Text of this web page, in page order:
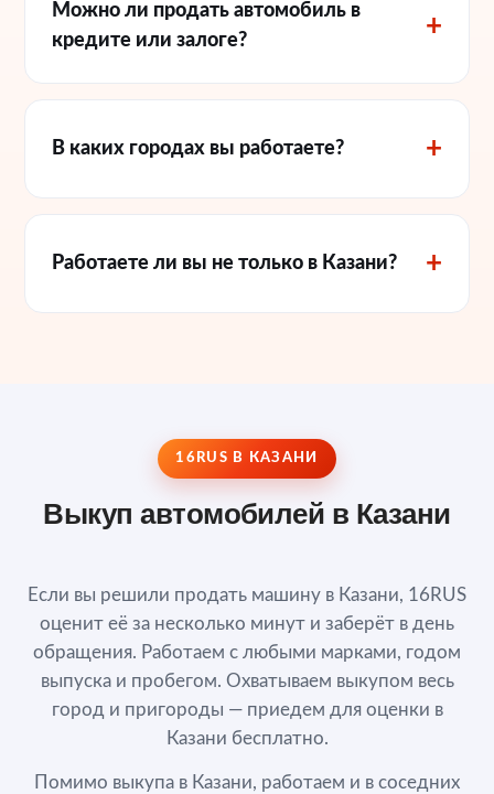
Можно ли продать автомобиль в
кредите или залоге?
В каких городах вы работаете?
Работаете ли вы не только в Казани?
16RUS В КАЗАНИ
Выкуп автомобилей в Казани
Если вы решили продать машину в Казани, 16RUS
оценит её за несколько минут и заберёт в день
обращения. Работаем с любыми марками, годом
выпуска и пробегом. Охватываем выкупом весь
город и пригороды — приедем для оценки в
Казани бесплатно.
Помимо выкупа в Казани, работаем и в соседних